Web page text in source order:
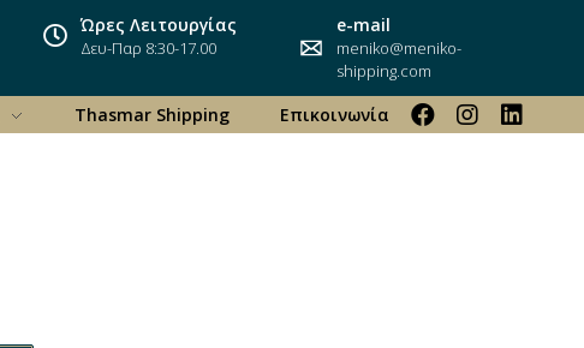
Ώρες Λειτουργίας
Δευ-Παρ 8:30-17.00
e-mail
meniko@meniko-
shipping.com
Thasmar Shipping Επικοινωνία